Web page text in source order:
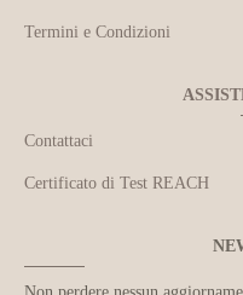
Termini e Condizioni
Contattaci
Certificato di Test REACH